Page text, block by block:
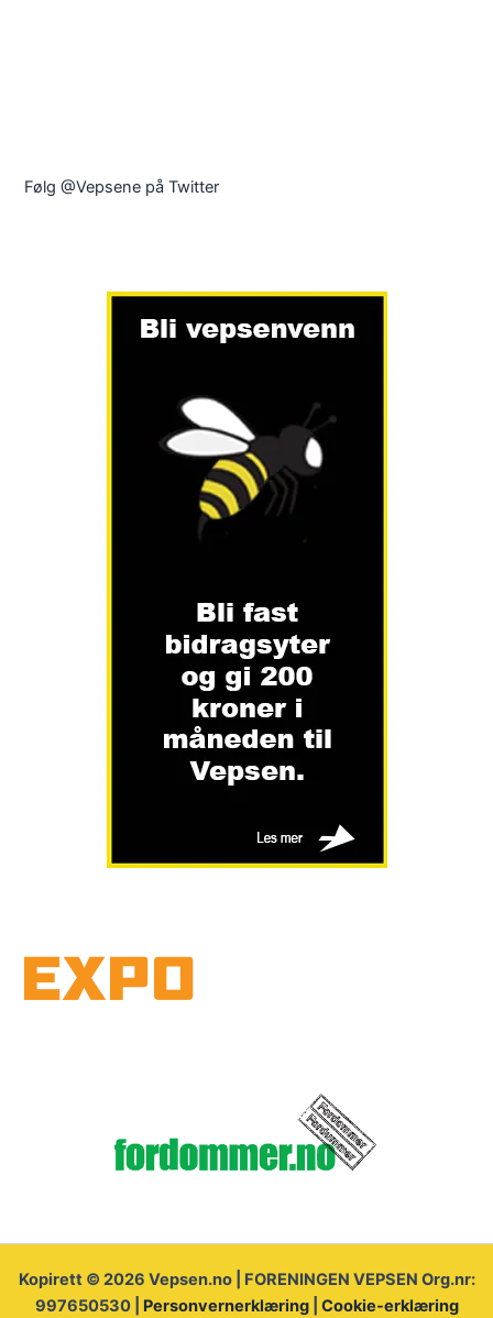
Følg @Vepsene på Twitter
Kopirett © 2026 Vepsen.no | FORENINGEN VEPSEN Org.nr:
997650530 |
Personvernerklæring| Cookie-erklæring